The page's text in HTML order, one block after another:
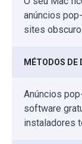
anúncios
sites
MÉTODOS DE
Anúncios
software
instaladores